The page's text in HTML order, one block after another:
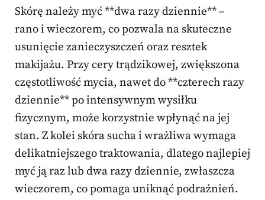
Skórę należy myć **dwa razy dziennie** –
rano i wieczorem, co pozwala na skuteczne
usunięcie zanieczyszczeń oraz resztek
makijażu. Przy cery trądzikowej, zwiększona
częstotliwość mycia, nawet do **czterech razy
dziennie** po intensywnym wysiłku
fizycznym, może korzystnie wpłynąć na jej
stan. Z kolei skóra sucha i wrażliwa wymaga
delikatniejszego traktowania, dlatego najlepiej
myć ją raz lub dwa razy dziennie, zwłaszcza
wieczorem, co pomaga uniknąć podrażnień.